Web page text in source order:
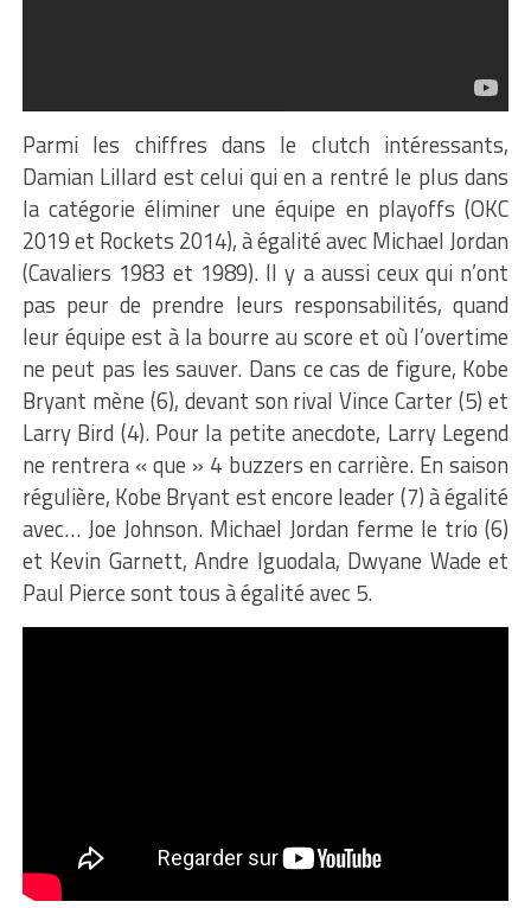
Parmi les chiffres dans le clutch intéressants,
Damian Lillard est celui qui en a rentré le plus dans
la catégorie éliminer une équipe en playoffs (OKC
2019 et Rockets 2014), à égalité avec Michael Jordan
(Cavaliers 1983 et 1989). Il y a aussi ceux qui n’ont
pas peur de prendre leurs responsabilités, quand
leur équipe est à la bourre au score et où l’overtime
ne peut pas les sauver. Dans ce cas de figure, Kobe
Bryant mène (6), devant son rival Vince Carter (5) et
Larry Bird (4). Pour la petite anecdote, Larry Legend
ne rentrera « que » 4 buzzers en carrière. En saison
régulière, Kobe Bryant est encore leader (7) à égalité
avec… Joe Johnson. Michael Jordan ferme le trio (6)
et Kevin Garnett, Andre Iguodala, Dwyane Wade et
Paul Pierce sont tous à égalité avec 5.